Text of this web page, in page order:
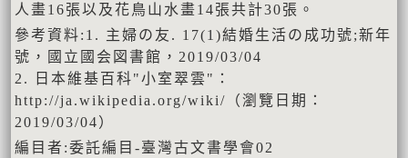
人畫16張以及花鳥山水畫14張共計30張。
參考資料:1. 主婦の友. 17(1)結婚生活の成功號;新年
號，國立國会図書館，2019/03/04
2. 日本維基百科"小室翠雲"：
http://ja.wikipedia.org/wiki/（瀏覽日期：
2019/03/04）
編目者:委託編目-臺灣古文書學會02